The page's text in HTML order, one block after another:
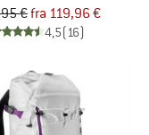
€fra 119,96 €
4,5(16)